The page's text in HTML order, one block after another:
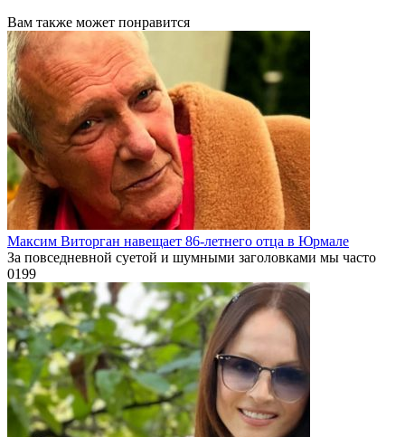
Вам также может понравится
Максим Виторган навещает 86-летнего отца в Юрмале
За повседневной суетой и шумными заголовками мы часто
0199